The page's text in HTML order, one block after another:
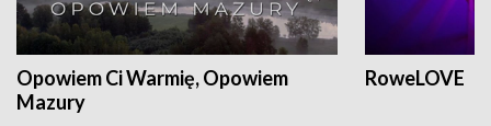
Opowiem Ci Warmię, Opowiem
Mazury
RoweLOVE